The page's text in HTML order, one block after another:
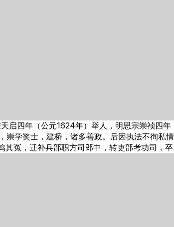
启四年（公元1624年）举人，明思宗崇祯四
学奖士，建桥，诸多善政。后因执法不徇私
冤，迁补兵部职方司郎中，转吏部考功司，